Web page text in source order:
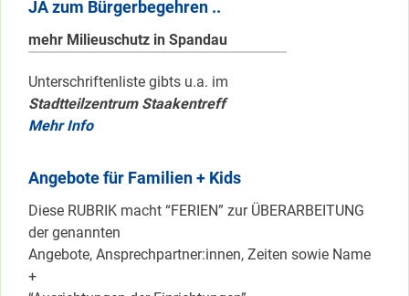
JA zum Bürgerbegehren ..
mehr Milieuschutz in Spandau
Unterschriftenliste gibts u.a. im
Stadtteilzentrum Staakentreff
Mehr Info
Angebote für Familien + Kids
Diese RUBRIK macht “FERIEN” zur ÜBERARBEITUNG
der genannten
Angebote, Ansprechpartner:innen, Zeiten sowie Name
+